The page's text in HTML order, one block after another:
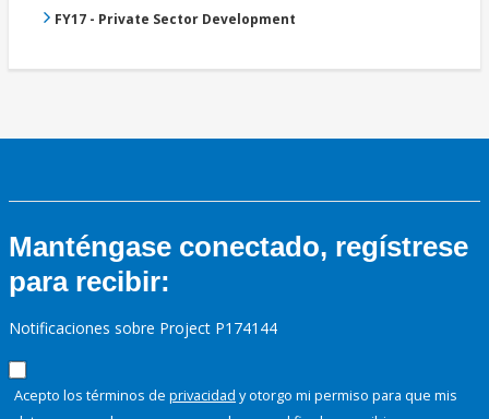
FY17 - Private Sector Development
Manténgase conectado, regístrese
para recibir:
Notificaciones sobre Project P174144
Acepto los términos de privacidad y otorgo mi permiso para que mis